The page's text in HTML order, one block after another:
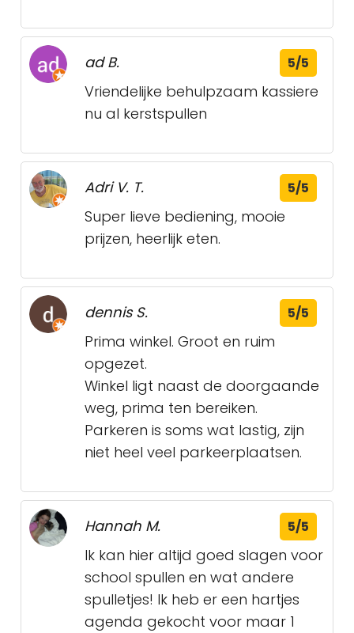
ad B. 5/5
Vriendelijke behulpzaam kassiere
nu al kerstspullen
Adri V. T. 5/5
Super lieve bediening, mooie
prijzen, heerlijk eten.
dennis S. 5/5
Prima winkel. Groot en ruim
opgezet.
Winkel ligt naast de doorgaande
weg, prima ten bereiken.
Parkeren is soms wat lastig, zijn
niet heel veel parkeerplaatsen.
Hannah M. 5/5
Ik kan hier altijd goed slagen voor
school spullen en wat andere
spulletjes! Ik heb er een hartjes
agenda gekocht voor maar 1